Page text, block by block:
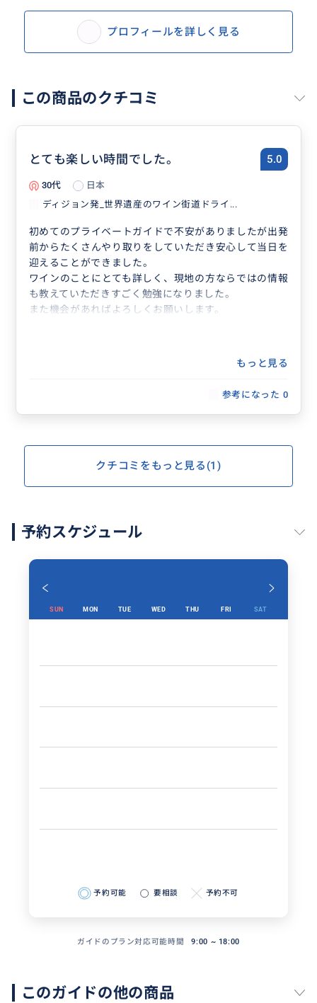
プロフィールを詳しく見る
この商品のクチコミ
とても楽しい時間でした。 5.0
30代
日本
ディジョン発_世界遺産のワイン街道ドライ...
初めてのプライベートガイドで不安がありましたが出発
前からたくさんやり取りをしていただき安心して当日を
迎えることができました。
ワインのことにとても詳しく、現地の方ならではの情報
も教えていただきすごく勉強になりました。
また機会があればよろしくお願いします。
もっと見る
参考になった 0
クチコミをもっと見る(1)
予約スケジュール
SUN MON TUE WED THU FRI SAT
予約可能 要相談 予約不可
ガイドのプラン対応可能時間 9:00 ~ 18:00
このガイドの他の商品